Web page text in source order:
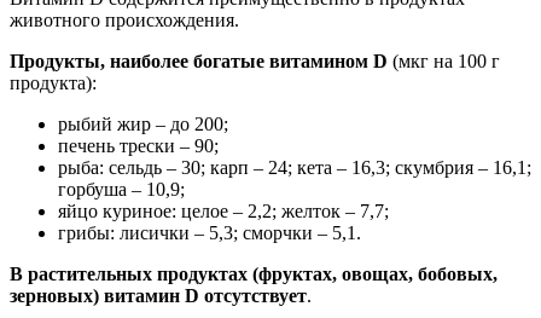
животного происхождения.
Продукты, наиболее богатые витамином D (мкг на 100 г
продукта):
рыбий жир – до 200;
печень трески – 90;
рыба: сельдь – 30; карп – 24; кета – 16,3; скумбрия – 16,1;
горбуша – 10,9;
яйцо куриное: целое – 2,2; желток – 7,7;
грибы: лисички – 5,3; сморчки – 5,1.
В растительных продуктах (фруктах, овощах, бобовых,
зерновых) витамин D отсутствует.